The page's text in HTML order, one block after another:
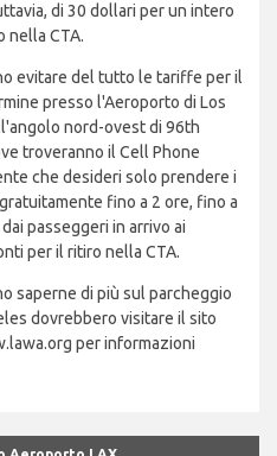
di 30 dollari per un intero
nella CTA.
evitare del tutto le tariffe per il
presso l'Aeroporto di Los
nord-ovest di 96th
troveranno il Cell Phone
che desideri solo prendere i
fino a 2 ore, fino a
passeggeri in arrivo ai
per il ritiro nella CTA.
saperne di più sul parcheggio
dovrebbero visitare il sito
per informazioni